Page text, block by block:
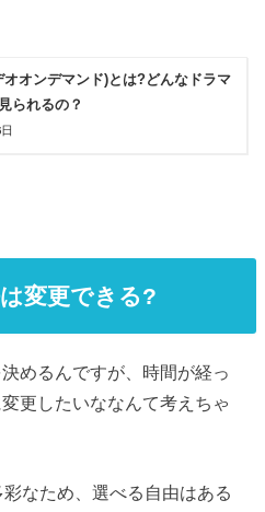
オオンデマンド)とは?どんなドラマ
られるの？
変更できる?
めるんですが、時間が経っ
更したいななんて考えちゃ
なため、選べる自由はある